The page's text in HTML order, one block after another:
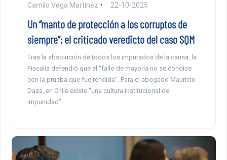
Camilo Vega Martinez 22-10-2025
Un “manto de protección a los corruptos de
siempre”: el criticado veredicto del caso SQM
Tras la absolución de todos los imputados de la causa, la
Fiscalía defendió que el “fallo de mayoría no se condice
con la prueba que fue rendida”. Para el abogado Mauricio
Daza, en Chile existe “una cultura institucional de
impunidad”.